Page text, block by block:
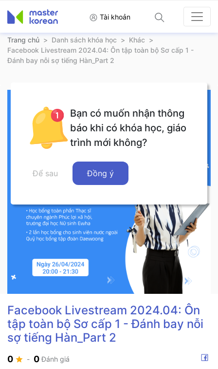
Tài khoản
Trang chủ > Danh sách khóa học > Khác >
Facebook Livestream 2024.04: Ôn tập toàn bộ Sơ cấp 1 -
Đánh bay nỗi sợ tiếng Hàn_Part 2
Facebook Livestream 2024.04: Ôn
tập toàn bộ Sơ cấp 1 - Đánh bay nỗi
sợ tiếng Hàn_Part 2
0 - 0Đánh giá
Bạn có muốn nhận thông
báo khi có khóa học, giáo
trình mới không?
Để sau Đồng ý